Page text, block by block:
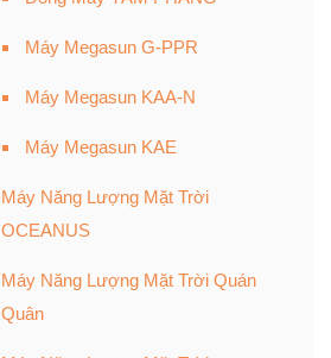
Máy Megasun G-PPR
Máy Megasun KAA-N
Máy Megasun KAE
Máy Năng Lượng Mặt Trời
OCEANUS
Máy Năng Lượng Mặt Trời Quán
Quân